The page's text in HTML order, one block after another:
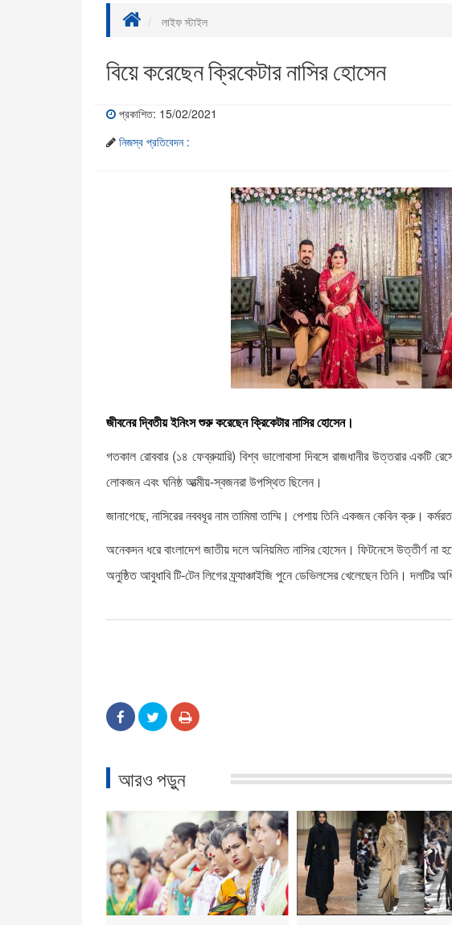
লাইফ স্টাইল
বিয়ে করেছেন ক্রিকেটার নাসির হোসেন
প্রকাশিত: 15/02/2021
নিজস্ব প্রতিবেদন :
জীবনের দ্বিতীয় ইনিংস শুরু করেছেন ক্রিকেটার নাসির হোসেন।
গতকাল রোববার (১৪ ফেব্রুয়ারি) বিশ্ব ভালোবাসা দিবসে রাজধানীর উত্তরার একটি
লোকজন এবং ঘনিষ্ঠ আত্মীয়-স্বজনরা উপস্থিত ছিলেন।
জানাগেছে, নাসিরের নববধূর নাম তামিমা তাম্মি। পেশায় তিনি একজন কেবিন ক্রু।
অনেকদন ধরে বাংলাদেশ জাতীয় দলে অনিয়মিত নাসির হোসেন। ফিটনেসে উত্তীর্ণ না
অনুষ্ঠিত আবুধাবি টি-টেন লিগের ফ্র্যাঞ্চাইজি পুনে ডেভিলসের খেলেছেন তিনি। দলটির
আরও পড়ুন